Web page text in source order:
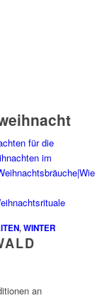
,WINTER
an